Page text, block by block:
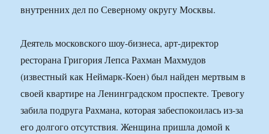
внутренних дел по Северному округу Москвы.
Деятель московского шоу-бизнеса, арт-директор
ресторана Григория Лепса Рахман Махмудов
(известный как Неймарк-Коен) был найден мертвым в
своей квартире на Ленинградском проспекте. Тревогу
забила подруга Рахмана, которая забеспокоилась из-за
его долгого отсутствия. Женщина пришла домой к